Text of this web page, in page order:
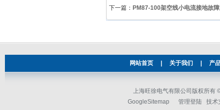
下一篇： PM87-100架空线小电流接地故
网站首页 关于我们 产
上海旺徐电气有限公司版权所有
GoogleSitemap
管理登陆 技术